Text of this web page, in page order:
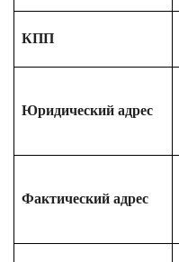
КПП
Юридический адрес
Фактический адрес